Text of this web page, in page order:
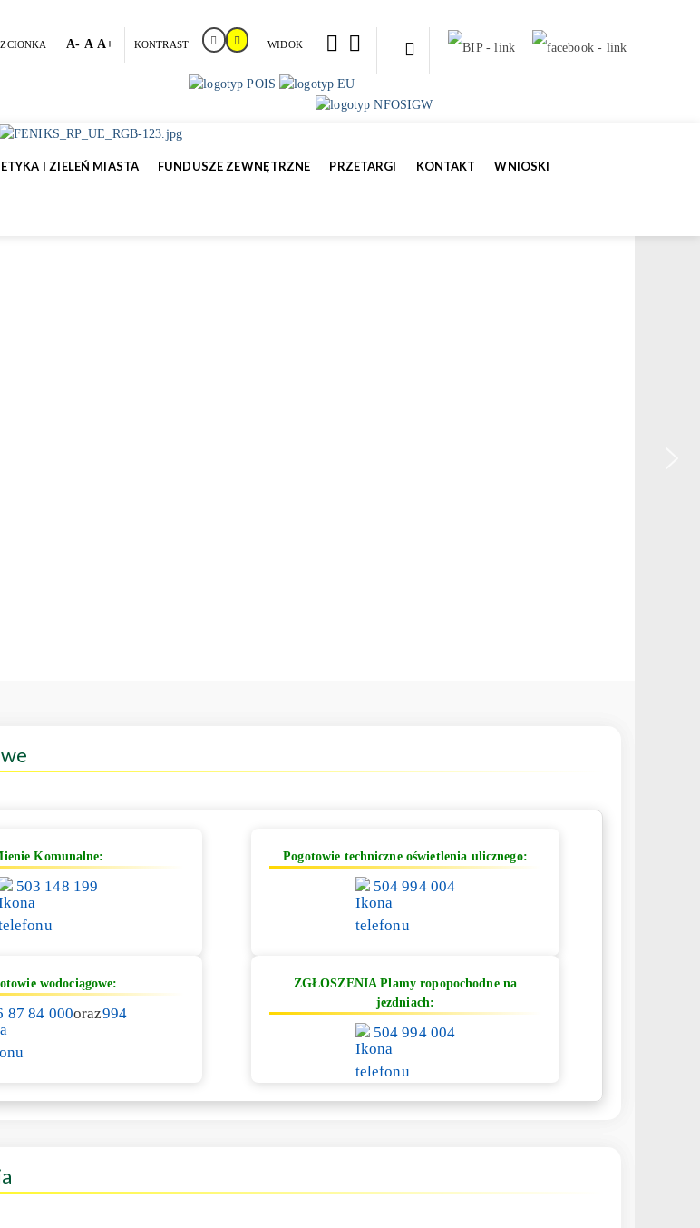
A- A A+ KONTRAST WIDOK
I ZIELEŃ MIASTA FUNDUSZE ZEWNĘTRZNE PRZETARGI KONTAKT WNIOSKI
Komunalne:
503 148 199
Pogotowie techniczne oświetlenia ulicznego:
504 994 004
wodociągowe:
87 84 000oraz994
ZGŁOSZENIA Plamy ropopochodne na
jezdniach:
504 994 004